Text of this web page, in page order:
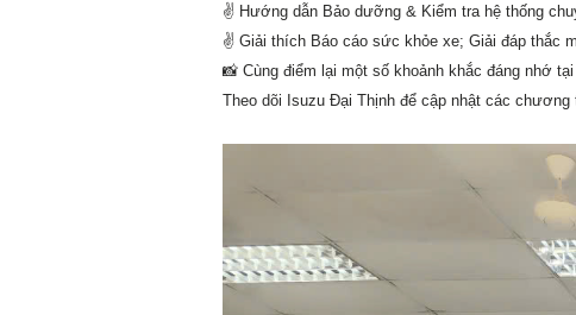
✌️ Hướng dẫn Bảo dưỡng & Kiểm tra hệ thống
✌️ Giải thích Báo cáo sức khỏe xe; Giải đáp thắc
📸 Cùng điểm lại một số khoảnh khắc đáng nhớ
Theo dõi Isuzu Đại Thịnh để cập nhật các